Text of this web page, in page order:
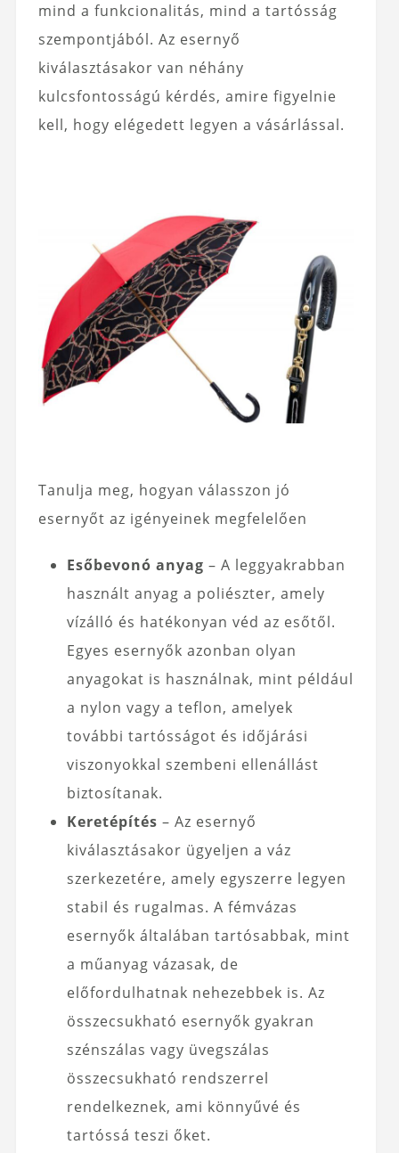
mind a funkcionalitás, mind a tartósság
szempontjából. Az esernyő
kiválasztásakor van néhány
kulcsfontosságú kérdés, amire figyelnie
kell, hogy elégedett legyen a vásárlással.
Tanulja meg, hogyan válasszon jó
esernyőt az igényeinek megfelelően
Esőbevonó anyag – A leggyakrabban
használt anyag a poliészter, amely
vízálló és hatékonyan véd az esőtől.
Egyes esernyők azonban olyan
anyagokat is használnak, mint például
a nylon vagy a teflon, amelyek
további tartósságot és időjárási
viszonyokkal szembeni ellenállást
biztosítanak.
Keretépítés – Az esernyő
kiválasztásakor ügyeljen a váz
szerkezetére, amely egyszerre legyen
stabil és rugalmas. A fémvázas
esernyők általában tartósabbak, mint
a műanyag vázasak, de
előfordulhatnak nehezebbek is. Az
összecsukható esernyők gyakran
szénszálas vagy üvegszálas
összecsukható rendszerrel
rendelkeznek, ami könnyűvé és
tartóssá teszi őket.